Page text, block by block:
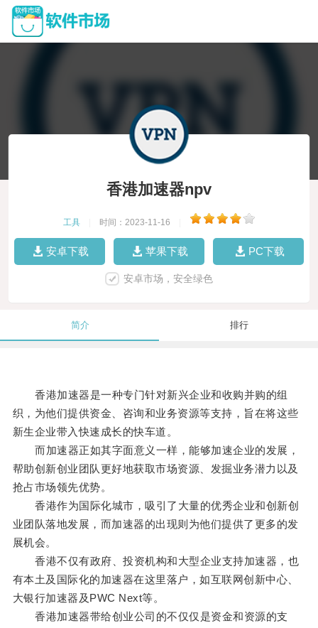
香港加速器npv
工具 时间：2023-11-16
安卓下载 苹果下载 PC下载
安卓市场，安全绿色
简介 排行
香港加速器是一种专门针对新兴企业和收购并购的组
织，为他们提供资金、咨询和业务资源等支持，旨在将这些
新生企业带入快速成长的快车道。
而加速器正如其字面意义一样，能够加速企业的发展，
帮助创新创业团队更好地获取市场资源、发掘业务潜力以及
抢占市场领先优势。
香港作为国际化城市，吸引了大量的优秀企业和创新创
业团队落地发展，而加速器的出现则为他们提供了更多的发
展机会。
香港不仅有政府、投资机构和大型企业支持加速器，也
有本土及国际化的加速器在这里落户，如互联网创新中心、
大银行加速器及PWC Next等。
香港加速器带给创业公司的不仅仅是资金和资源的支